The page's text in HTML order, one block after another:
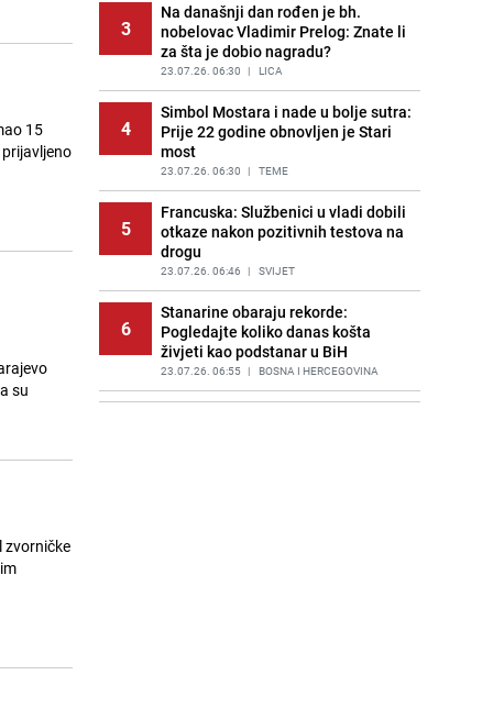
15
su
zvorničke
14
Meteorolozi za danas podigli
upozorenja za 3 regije: Objavljena
prognoza do petka - stiže kiša?
PRIJE 2 DANA | BOSNA I HERCEGOVINA
15
Uklonite kamenac sa slavina u
kupatilu: Dovoljna je ova smjesa
PRIJE 2 DANA | ŽIVOT I STIL
3
Na današnji dan rođen je bh.
nobelovac Vladimir Prelog: Znate li
za šta je dobio nagradu?
23.07.26. 06:30 | LICA
4
Simbol Mostara i nade u bolje sutra:
Prije 22 godine obnovljen je Stari
most
23.07.26. 06:30 | TEME
5
Francuska: Službenici u vladi dobili
otkaze nakon pozitivnih testova na
drogu
23.07.26. 06:46 | SVIJET
6
Stanarine obaraju rekorde:
Pogledajte koliko danas košta
živjeti kao podstanar u BiH
23.07.26. 06:55 | BOSNA I HERCEGOVINA